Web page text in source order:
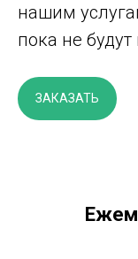
нашим
пока не
ЗАКАЗАТЬ